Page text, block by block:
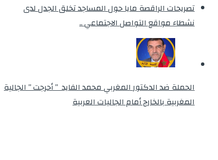
تصريحات الراقصة مايا حول المساجد تخلق الجدل لدى
نشطاء مواقع التواصل الاجتماعي ..
الحملة ضد الدكتور المغربي محمد الفايد ” أحرجت ” الجالية
المغربية بالخارج أمام الجاليات العربية